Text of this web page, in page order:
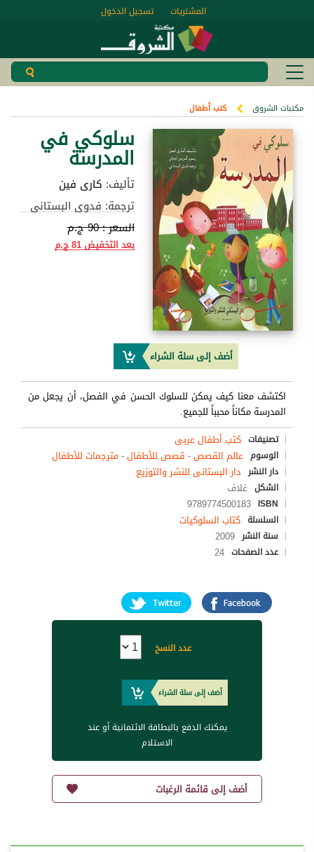
تسجيل الدخول المشتريات
مكتبات الشروق كتب أطفال
سلوكي في
المدرسة
تأليف: كارى فين
ترجمة: فدوى البستانى
السعر :90 ج.م
بعد التخفيض81 ج.م
أضف إلى سلة الشراء
اكتشف معنا كيف يمكن للسلوك الحسن في الفصل، أن يجعل من
المدرسة مكاناً محبباً للجميع.
تصنيفات كتب أطفال عربى
الوسوم عالم القصص- قصص للأطفال-مترجمات للأطفال
دار النشر دار البستانى للنشر والتوزيع
الشكل غلاف
ISBN
9789774500183
السلسلة كتاب السلوكيات
سنة النشر 2009
عدد الصفحات 24
عدد النسخ
أضف إلى سلة الشراء
يمكنك الدفع بالبطاقة الائتمانية أو عند
الاستلام
أضف إلى قائمة الرغبات